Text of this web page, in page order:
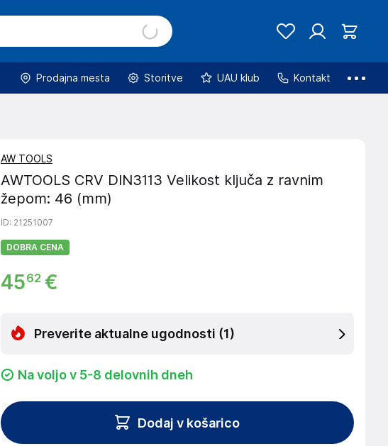
Prodajna mesta Storitve UAU klub Kontakt
AW TOOLS
AWTOOLS CRV DIN3113 Velikost ključa z ravnim
žepom: 46 (mm)
ID: 21251007
DOBRA CENA
4562 €
Preverite aktualne ugodnosti (1)
Na voljo v 5-8 delovnih dneh
Dodaj v košarico